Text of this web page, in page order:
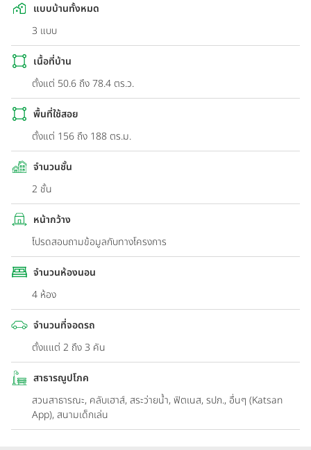
แบบบ้านทั้งหมด
3 แบบ
เนื้อที่บ้าน
ตั้งแต่ 50.6 ถึง 78.4 ตร.ว.
พื้นที่ใช้สอย
ตั้งแต่ 156 ถึง 188 ตร.ม.
จำนวนชั้น
2 ชั้น
หน้ากว้าง
โปรดสอบถามข้อมูลกับทางโครงการ
จำนวนห้องนอน
4 ห้อง
จำนวนที่จอดรถ
ตั้งแแต่ 2 ถึง 3 คัน
สาธารณูปโภค
สวนสาธารณะ, คลับเฮาส์, สระว่ายน้ำ, ฟิตเนส, รปภ., อื่นๆ (Katsan
App), สนามเด็กเล่น